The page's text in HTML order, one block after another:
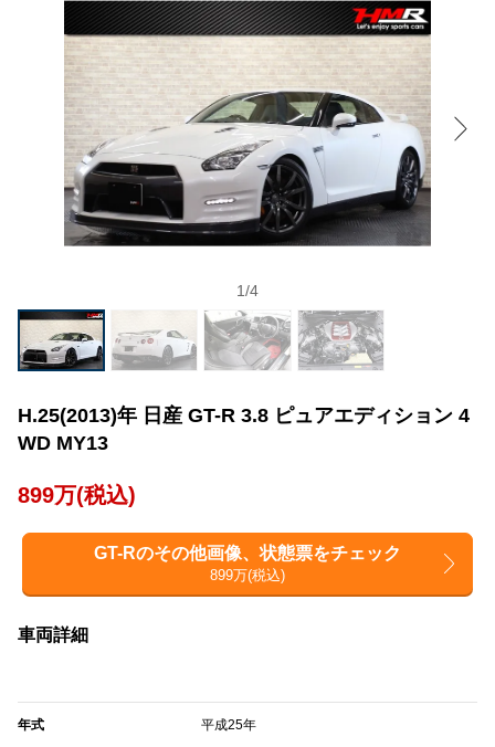
1/4
H.25(2013)年 日産 GT-R 3.8 ピュアエディション 4
WD MY13
899万(税込)
GT-Rのその他画像、状態票をチェック
899万(税込)
車両詳細
年式 平成25年